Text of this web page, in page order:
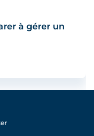
à gérer un